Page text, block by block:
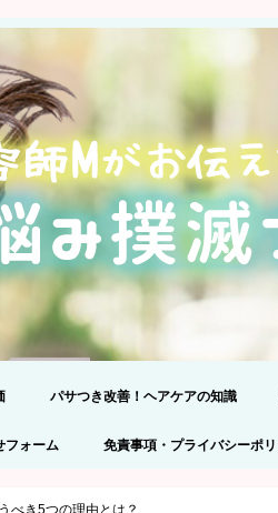
!アミノ
パサつき改善！ヘアケアの知識
正しいシャンプーの選び方
フォーム 免責事項・プライバシーポ
べき5つの理由とは？